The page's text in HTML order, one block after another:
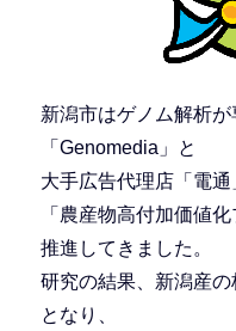
新潟市はゲノム解析
「Genomedia」と
大手広告代理店「電通
「農産物高付加価値
推進してきました。
研究の結果、新潟産
となり、